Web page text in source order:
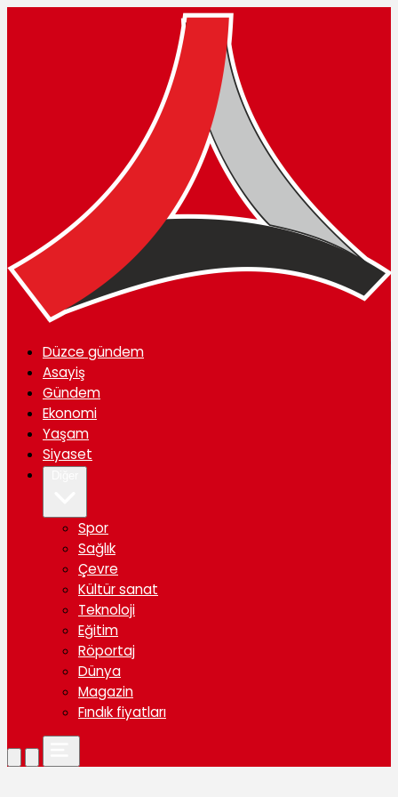
Düzce gündem
Asayiş
Gündem
Ekonomi
Yaşam
Siyaset
Spor
Sağlık
Çevre
Kültür sanat
Teknoloji
Eğitim
Röportaj
Dünya
Magazin
Fındık fiyatları